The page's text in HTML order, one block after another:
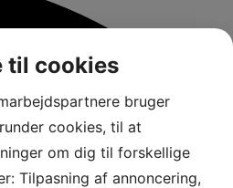
til cookies
bruger
cookies, til at
om dig til forskellige
Tilpasning af annoncering,